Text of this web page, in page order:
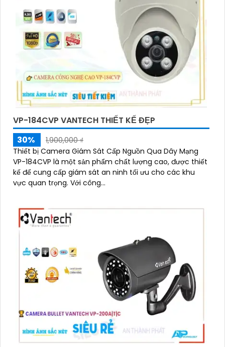
VP-184CVP VANTECH THIẾT KẾ ĐẸP
30%
1,900,000 ₫
Thiết bị Camera Giám Sát Cấp Nguồn Qua Dây Mạng
VP-184CVP là một sản phẩm chất lượng cao, được thiết
kế để cung cấp giám sát an ninh tối ưu cho các khu
vực quan trọng. Với công...